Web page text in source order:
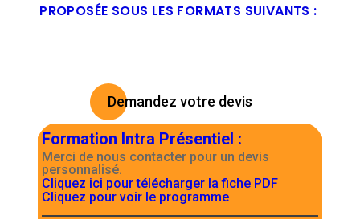
PROPOSÉE SOUS LES FORMATS SUIVANTS :
Demandez votre devis
Formation Intra Présentiel :
Merci de nous contacter pour un devis
personnalisé.
Cliquez ici pour télécharger la fiche PDF
Cliquez pour voir le programme